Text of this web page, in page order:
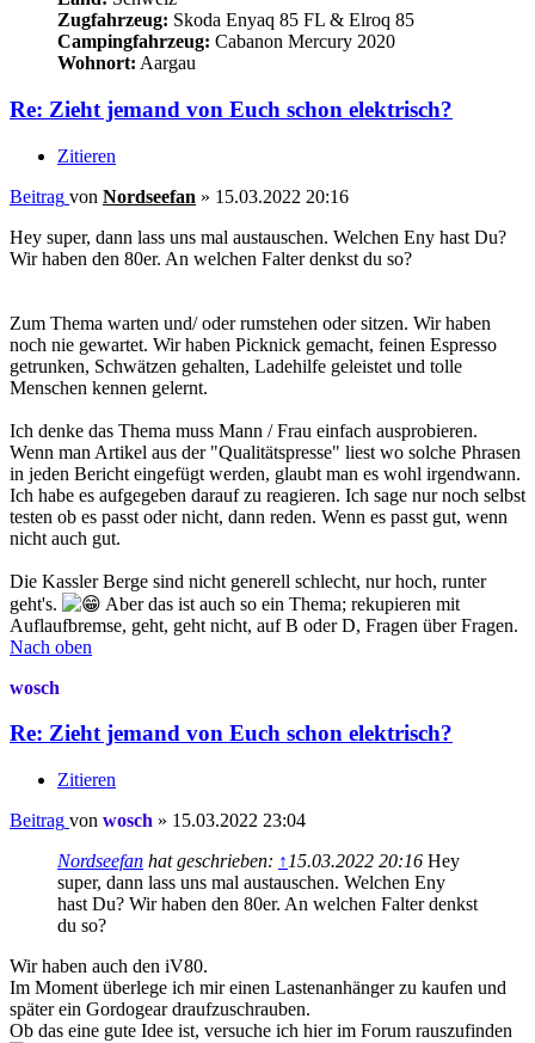
Zugfahrzeug: Skoda Enyaq 85 FL & Elroq 85
Campingfahrzeug: Cabanon Mercury 2020
Wohnort: Aargau
Re: Zieht jemand von Euch schon elektrisch?
Zitieren
Beitrag von Nordseefan » 15.03.2022 20:16
Hey super, dann lass uns mal austauschen. Welchen Eny hast Du?
Wir haben den 80er. An welchen Falter denkst du so?
Zum Thema warten und/ oder rumstehen oder sitzen. Wir haben
noch nie gewartet. Wir haben Picknick gemacht, feinen Espresso
getrunken, Schwätzen gehalten, Ladehilfe geleistet und tolle
Menschen kennen gelernt.
Ich denke das Thema muss Mann / Frau einfach ausprobieren.
Wenn man Artikel aus der "Qualitätspresse" liest wo solche Phrasen
in jeden Bericht eingefügt werden, glaubt man es wohl irgendwann.
Ich habe es aufgegeben darauf zu reagieren. Ich sage nur noch selbst
testen ob es passt oder nicht, dann reden. Wenn es passt gut, wenn
nicht auch gut.
Die Kassler Berge sind nicht generell schlecht, nur hoch, runter
geht's.
Aber das ist auch so ein Thema; rekupieren mit
Auflaufbremse, geht, geht nicht, auf B oder D, Fragen über Fragen.
Nach oben
wosch
Re: Zieht jemand von Euch schon elektrisch?
Zitieren
Beitrag von wosch » 15.03.2022 23:04
Nordseefan hat geschrieben: ↑ 15.03.2022 20:16 Hey
super, dann lass uns mal austauschen. Welchen Eny
hast Du? Wir haben den 80er. An welchen Falter denkst
du so?
Wir haben auch den iV80.
Im Moment überlege ich mir einen Lastenanhänger zu kaufen und
später ein Gordogear draufzuschrauben.
Ob das eine gute Idee ist, versuche ich hier im Forum rauszufinden